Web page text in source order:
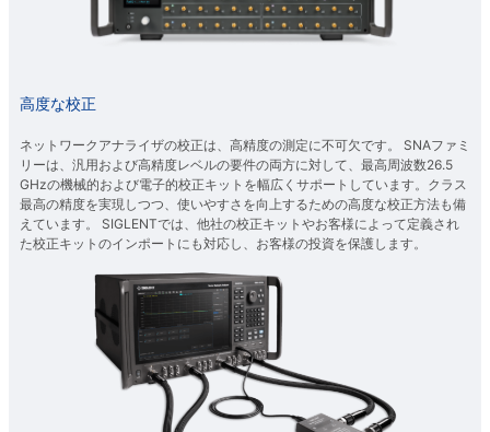
高度な校正
ネットワークアナライザの校正は、高精度の測定に不可欠です。 SNAファミ
リーは、汎用および高精度レベルの要件の両方に対して、最高周波数26.5
GHzの機械的および電子的校正キットを幅広くサポートしています。クラス
最高の精度を実現しつつ、使いやすさを向上するための高度な校正方法も備
えています。 SIGLENTでは、他社の校正キットやお客様によって定義され
た校正キットのインポートにも対応し、お客様の投資を保護します。